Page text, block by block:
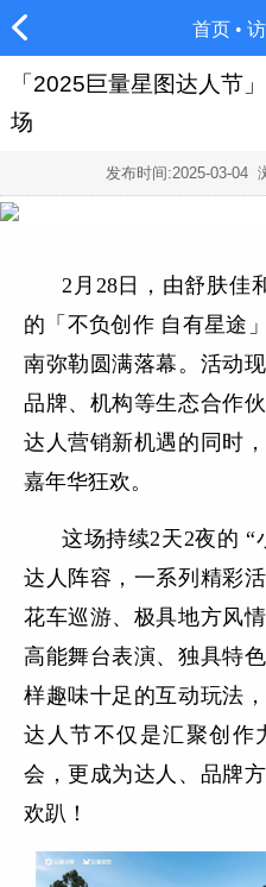
首页 •
「2025巨量星图达人节
场
发布时间:2025-03-04
2月28日，由舒肤佳
的「不负创作 自有星途
南弥勒圆满落幕。活动
品牌、机构等生态合作
达人营销新机遇的同时
嘉年华狂欢。
这场持续2天2夜的 “
达人阵容，一系列精彩
花车巡游、极具地方风
高能舞台表演、独具特
样趣味十足的互动玩法
达人节不仅是汇聚创作
会，更成为达人、品牌
欢趴！